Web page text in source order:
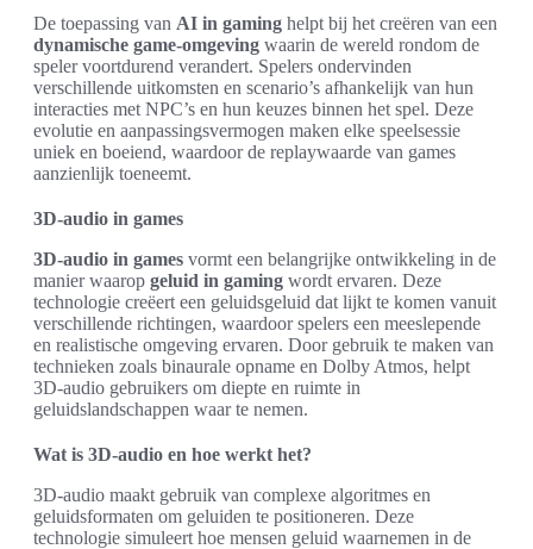
De toepassing van AI in gaming helpt bij het creëren van een
dynamische game-omgeving waarin de wereld rondom de
speler voortdurend verandert. Spelers ondervinden
verschillende uitkomsten en scenario’s afhankelijk van hun
interacties met NPC’s en hun keuzes binnen het spel. Deze
evolutie en aanpassingsvermogen maken elke speelsessie
uniek en boeiend, waardoor de replaywaarde van games
aanzienlijk toeneemt.
3D-audio in games
3D-audio in games vormt een belangrijke ontwikkeling in de
manier waarop geluid in gaming wordt ervaren. Deze
technologie creëert een geluidsgeluid dat lijkt te komen vanuit
verschillende richtingen, waardoor spelers een meeslepende
en realistische omgeving ervaren. Door gebruik te maken van
technieken zoals binaurale opname en Dolby Atmos, helpt
3D-audio gebruikers om diepte en ruimte in
geluidslandschappen waar te nemen.
Wat is 3D-audio en hoe werkt het?
3D-audio maakt gebruik van complexe algoritmes en
geluidsformaten om geluiden te positioneren. Deze
technologie simuleert hoe mensen geluid waarnemen in de